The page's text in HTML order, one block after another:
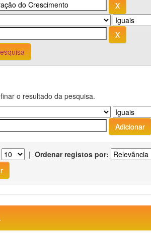
o resultado da pesquisa.
| Ordenar registos por: